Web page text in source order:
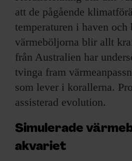
att de pågående
temperaturen i haven
värmeböljorna blir allt
från Australien har
tvinga fram
som lever i korallerna.
assisterad evolution.
Simulerade
akvariet